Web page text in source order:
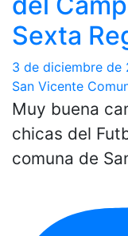
Sexta
3 de diciembre de
San Vicente
Muy buena
chicas del
comuna de